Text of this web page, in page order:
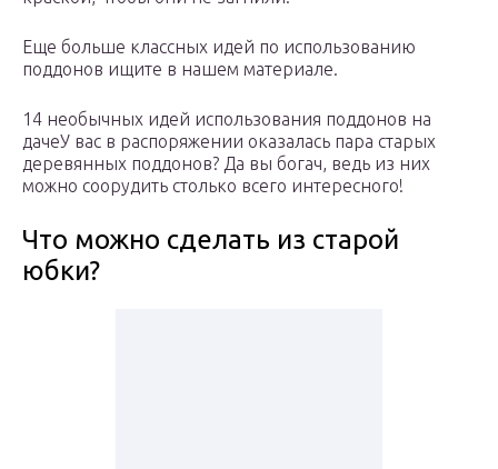
Еще больше классных идей по использованию
поддонов ищите в нашем материале.
14 необычных идей использования поддонов на
дачеУ вас в распоряжении оказалась пара старых
деревянных поддонов? Да вы богач, ведь из них
можно соорудить столько всего интересного!
Что можно сделать из старой
юбки?